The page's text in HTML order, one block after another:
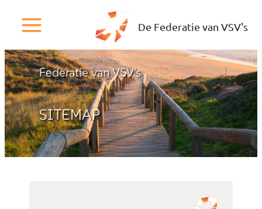
De Federatie van VSV's
Federatie van VSV's
SITEMAP